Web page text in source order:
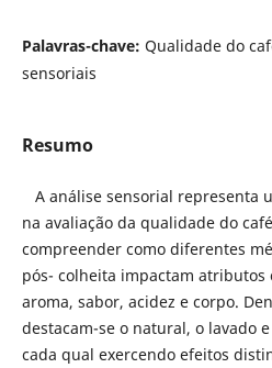
Palavras-chave: Qualidade do
sensoriais
Resumo
A análise sensorial representa
na avaliação da qualidade do
compreender como diferentes
pós- colheita impactam atributos
aroma, sabor, acidez e corpo.
destacam-se o natural, o lavado
cada qual exercendo efeitos